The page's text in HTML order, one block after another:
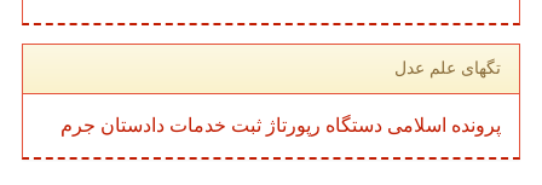
تگهای علم عدل
پرونده اسلامی دستگاه رپورتاژ ثبت خدمات دادستان جرم